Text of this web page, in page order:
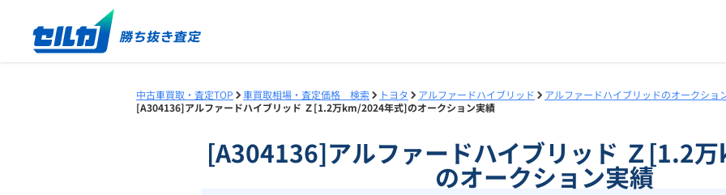
中古車買取・査定TOP 車買取相場・査定価格 検索 トヨタ アルファードハイブリッド
アルファードハイブリッドのオークショ
[A304136]アルファードハイブリッド Ｚ[1.2万km/2024年式]のオークション実績
[A304136]アルファードハイブリッド Ｚ[1.2
のオークション実績